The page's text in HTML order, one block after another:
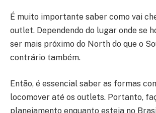
É muito importante saber como vai
outlet. Dependendo do lugar onde se
ser mais próximo do North do que o
contrário também.
Então, é essencial saber as formas
locomover até os outlets. Portanto,
planejamento enquanto esteja no